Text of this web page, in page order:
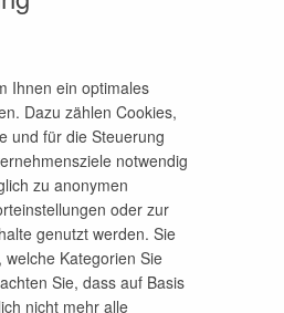
Eisenbahn GmbH ist ein
mit
im Auftrag der fünf
Vorpommern,
Sachsen-Anhalt und Sachsen.
Ihnen ein optimales
Dazu zählen Cookies,
und für die Steuerung
notwendig
zu anonymen
oder zur
genutzt werden. Sie
Kategorien Sie
Sie, dass auf Basis
nicht mehr alle